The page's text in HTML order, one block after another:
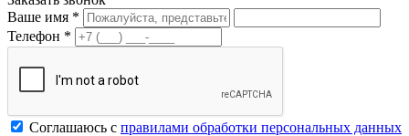
Ваше имя *
Телефон *
Соглашаюсь с правилами обработки персональных данных